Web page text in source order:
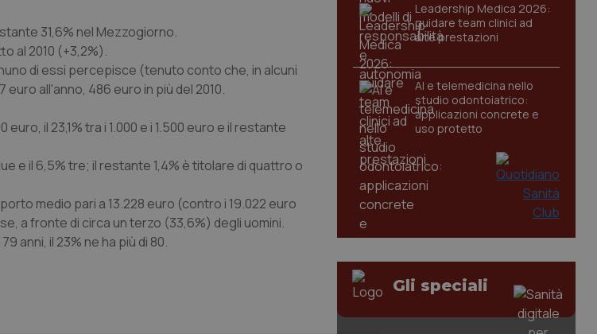
31,6% nel Mezzogiorno.
al 2010 (+3,2%).
di essi percepisce (tenuto conto che, in alcuni
all'anno, 486 euro in più del 2010.
il 23,1% tra i 1.000 e i 1.500 euro e il restante
e il 6,5% tre; il restante 1,4% è titolare di quattro o
medio pari a 13.228 euro (contro i 19.022 euro
a fronte di circa un terzo (33,6%) degli uomini.
anni, il 23% ne ha più di 80.
Leadership Medica 2026:
guidare team clinici ad
alte prestazioni
AI e telemedicina nello
studio odontoiatrico:
applicazioni concrete e
uso protetto
Gli speciali